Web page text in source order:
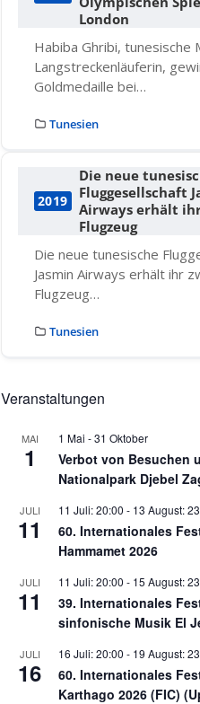
London
Habiba Ghribi, tunesische
Langstreckenläuferin,
Goldmedaille bei…
Tunesien
2019
Die neue
Fluggesellschaft
Airways erhält
Flugzeug
Die neue tunesische
Jasmin Airways erhält ihr
Flugzeug…
Tunesien
Veranstaltungen
MAI
1
1 Mai -31 Oktober
Verbot von Besuchen
Nationalpark Djebel
JULI
11
11 Juli: 20:00 - 13 August:
60. Internationales
Hammamet 2026
JULI
11
11 Juli: 20:00 - 15 August:
39. Internationales
sinfonische Musik El
JULI
16
16 Juli: 20:00 - 19 August:
60. Internationales
Karthago 2026 (FIC)